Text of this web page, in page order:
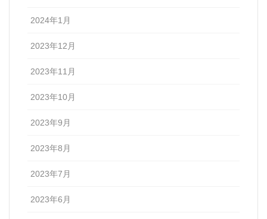
2024年1月
2023年12月
2023年11月
2023年10月
2023年9月
2023年8月
2023年7月
2023年6月